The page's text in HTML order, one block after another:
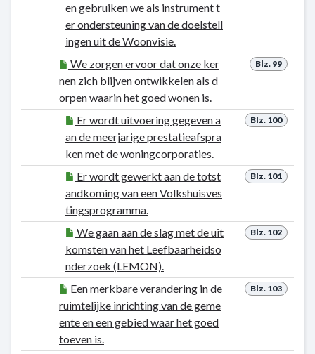
en gebruiken we als instrument t
er ondersteuning van de doelstell
ingen uit de Woonvisie.
Blz. 99
We zorgen ervoor dat onze ker
nen zich blijven ontwikkelen als d
orpen waarin het goed wonen is.
Blz. 100
Er wordt uitvoering gegeven a
an de meerjarige prestatieafspra
ken met de woningcorporaties.
Blz. 101
Er wordt gewerkt aan de totst
andkoming van een Volkshuisves
tingsprogramma.
Blz. 102
We gaan aan de slag met de uit
komsten van het Leefbaarheidso
nderzoek (LEMON).
Blz. 103
Een merkbare verandering in de
ruimtelijke inrichting van de geme
ente en een gebied waar het goed
toeven is.